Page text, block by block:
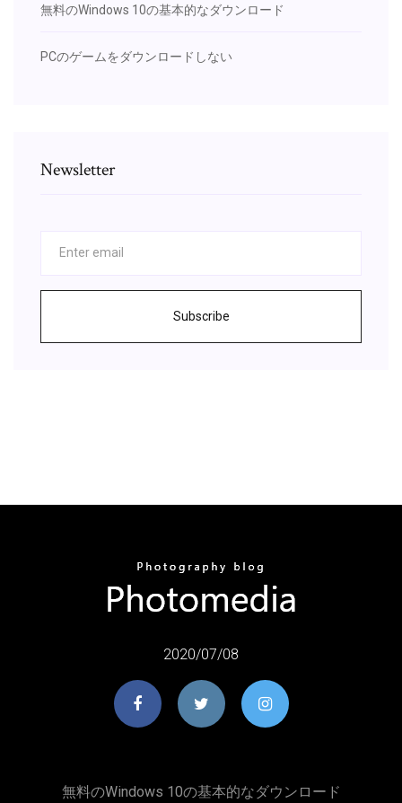
無料のWindows 10の基本的なダウンロード
PCのゲームをダウンロードしない
Newsletter
Subscribe
2020/07/08
無料のWindows 10の基本的なダウンロード